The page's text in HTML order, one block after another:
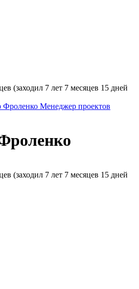
(заходил 7 лет 7 месяцев 15 дней
(заходил 7 лет 7 месяцев 15 дней